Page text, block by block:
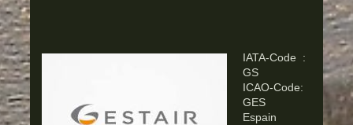
IATA-Code :
GS
ICAO-Code:
GES
Espain